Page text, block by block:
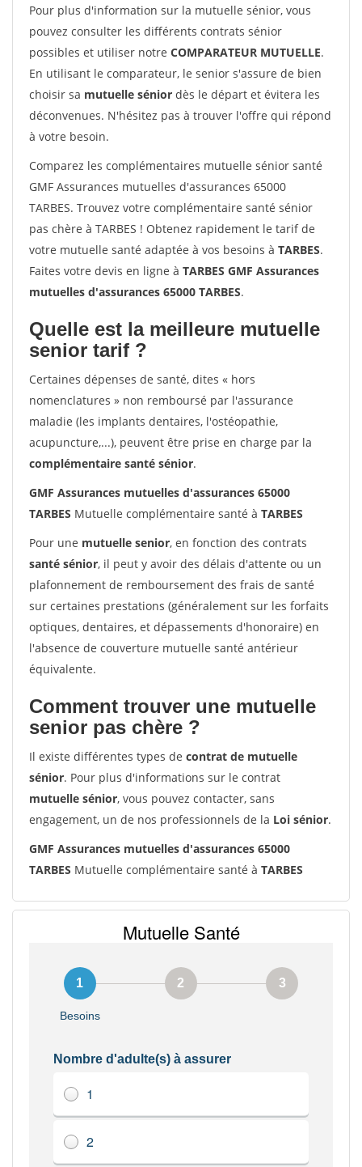
Pour plus d'information sur la mutuelle sénior, vous
pouvez consulter les différents contrats sénior
possibles et utiliser notre COMPARATEUR MUTUELLE.
En utilisant le comparateur, le senior s'assure de bien
choisir sa mutuelle sénior dès le départ et évitera les
déconvenues. N'hésitez pas à trouver l'offre qui répond
à votre besoin.
Comparez les complémentaires mutuelle sénior santé
GMF Assurances mutuelles d'assurances 65000
TARBES. Trouvez votre complémentaire santé sénior
pas chère à TARBES ! Obtenez rapidement le tarif de
votre mutuelle santé adaptée à vos besoins à TARBES.
Faites votre devis en ligne à TARBES GMF Assurances
mutuelles d'assurances 65000 TARBES.
Quelle est la meilleure mutuelle
senior tarif ?
Certaines dépenses de santé, dites « hors
nomenclatures » non remboursé par l'assurance
maladie (les implants dentaires, l'ostéopathie,
acupuncture,...), peuvent être prise en charge par la
complémentaire santé sénior.
GMF Assurances mutuelles d'assurances 65000
TARBES Mutuelle complémentaire santé à TARBES
Pour une mutuelle senior, en fonction des contrats
santé sénior, il peut y avoir des délais d'attente ou un
plafonnement de remboursement des frais de santé
sur certaines prestations (généralement sur les forfaits
optiques, dentaires, et dépassements d'honoraire) en
l'absence de couverture mutuelle santé antérieur
équivalente.
Comment trouver une mutuelle
senior pas chère ?
Il existe différentes types de contrat de mutuelle
sénior. Pour plus d'informations sur le contrat
mutuelle sénior, vous pouvez contacter, sans
engagement, un de nos professionnels de la Loi sénior.
GMF Assurances mutuelles d'assurances 65000
TARBES Mutuelle complémentaire santé à TARBES